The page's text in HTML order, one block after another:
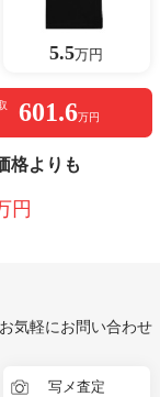
5.5万円
601.6万円
格よりも
円
気軽にお問い合わせ
写メ査定